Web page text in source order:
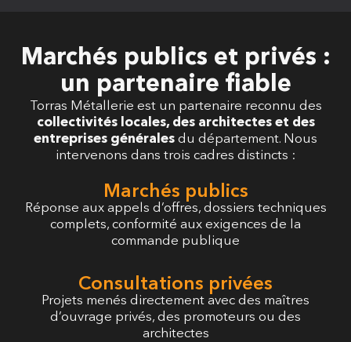
Marchés publics et privés :
un partenaire fiable
Torras Métallerie est un partenaire reconnu des
collectivités locales, des architectes et des
entreprises généralesdu département. Nous
intervenons dans trois cadres distincts :
Marchés publics
Réponse aux appels d’offres, dossiers techniques
complets, conformité aux exigences de la
commande publique
Consultations privées
Projets menés directement avec des maîtres
d’ouvrage privés, des promoteurs ou des
architectes